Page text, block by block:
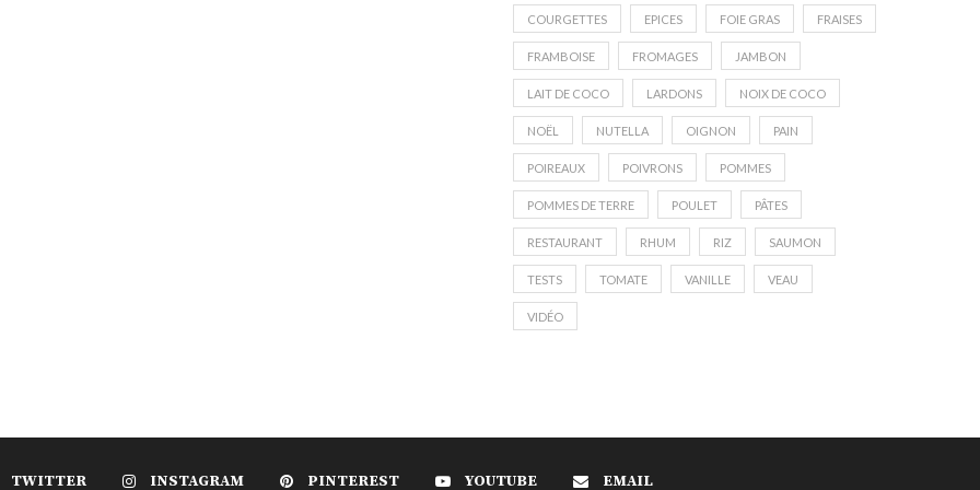
COURGETTES EPICES FOIE GRAS FRAISES
FRAMBOISE FROMAGES JAMBON
LAIT DE COCO LARDONS NOIX DE COCO
NOËL NUTELLA OIGNON PAIN
POIREAUX POIVRONS POMMES
POMMES DE TERRE POULET PÂTES
RESTAURANT RHUM RIZ SAUMON
TESTS TOMATE VANILLE VEAU
VIDÉO
TWITTER INSTAGRAM PINTEREST YOUTUBE EMAIL